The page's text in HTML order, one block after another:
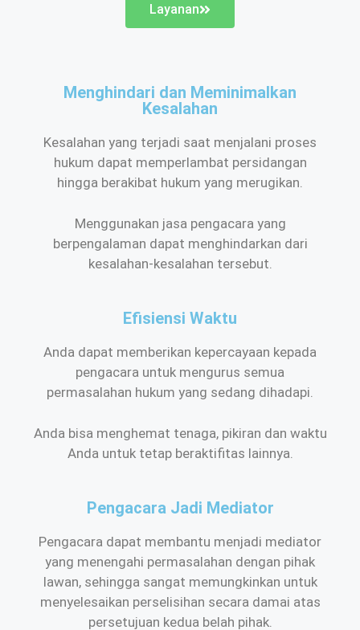
Layanan
Menghindari dan Meminimalkan
Kesalahan
Kesalahan yang terjadi saat menjalani proses
hukum dapat memperlambat persidangan
hingga berakibat hukum yang merugikan.
Menggunakan jasa pengacara yang
berpengalaman dapat menghindarkan dari
kesalahan-kesalahan tersebut.
Efisiensi Waktu
Anda dapat memberikan kepercayaan kepada
pengacara untuk mengurus semua
permasalahan hukum yang sedang dihadapi.
Anda bisa menghemat tenaga, pikiran dan waktu
Anda untuk tetap beraktifitas lainnya.
Pengacara Jadi Mediator
Pengacara dapat membantu menjadi mediator
yang menengahi permasalahan dengan pihak
lawan, sehingga sangat memungkinkan untuk
menyelesaikan perselisihan secara damai atas
persetujuan kedua belah pihak.